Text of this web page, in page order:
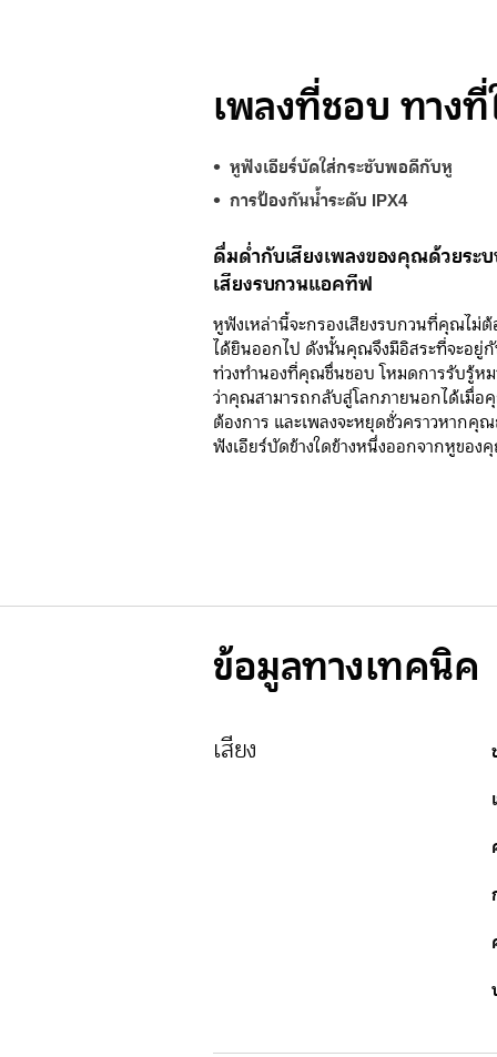
เพลงที่ชอบ ทางที่
หูฟังเอียร์บัดใส่กระชับพอดีกับหู
การป้องกันน้ำระดับ IPX4
ดื่มด่ำกับเสียงเพลงของคุณด้วยระ
เสียงรบกวนแอคทีฟ
หูฟังเหล่านี้จะกรองเสียงรบกวนที่คุณไม่ต้
ได้ยินออกไป ดังนั้นคุณจึงมีอิสระที่จะอยู่
ท่วงทำนองที่คุณชื่นชอบ โหมดการรับรู้หม
ว่าคุณสามารถกลับสู่โลกภายนอกได้เมื่อ
ต้องการ และเพลงจะหยุดชั่วคราวหากคุ
ฟังเอียร์บัดข้างใดข้างหนึ่งออกจากหูของ
ข้อมูลทางเทคนิค
เสียง